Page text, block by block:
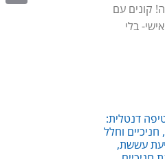
קונים עם
בלי
דנטלית:
חניכיים וחלל
עששת,